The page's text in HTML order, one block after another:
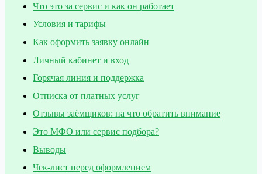
Что это за сервис и как он работает
Условия и тарифы
Как оформить заявку онлайн
Личный кабинет и вход
Горячая линия и поддержка
Отписка от платных услуг
Отзывы заёмщиков: на что обратить внимание
Это МФО или сервис подбора?
Выводы
Чек-лист перед оформлением